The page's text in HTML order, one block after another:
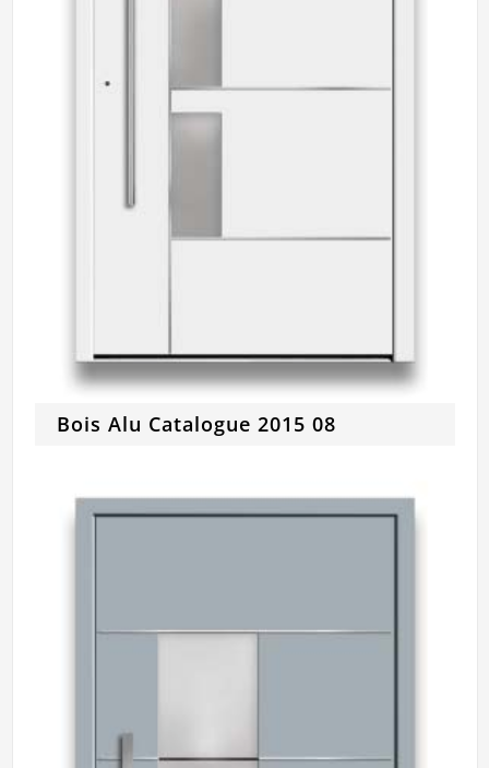
Bois Alu Catalogue 2015 08